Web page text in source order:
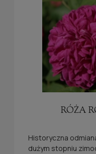
RÓŻA
Historyczna
dużym stopniu